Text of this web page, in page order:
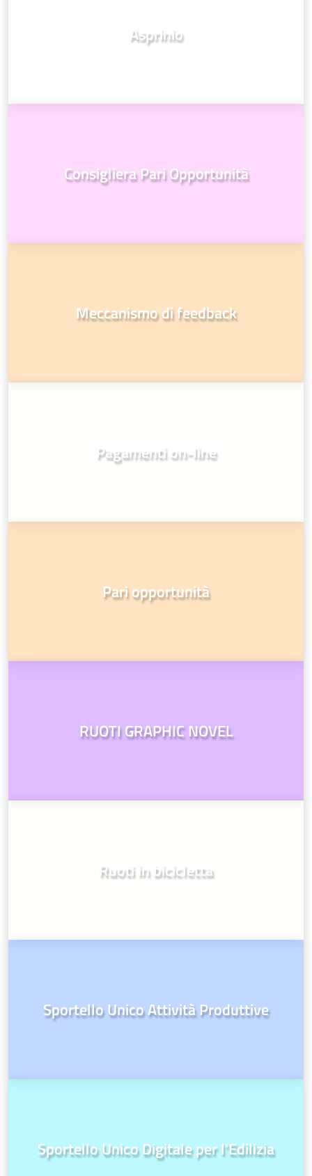
Asprinio
Consigliera Pari Opportunità
Meccanismo di feedback
Pagamenti on-line
Pari opportunità
RUOTI GRAPHIC NOVEL
Ruoti in bicicletta
Sportello Unico Attività Produttive
Sportello Unico Digitale per l'Edilizia